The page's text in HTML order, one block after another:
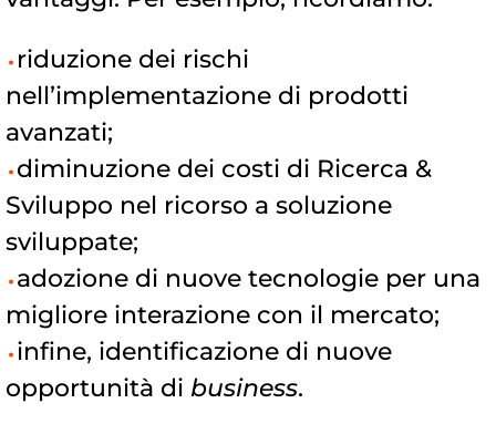
riduzione dei rischi
nell’implementazione di prodotti
avanzati;
diminuzione dei costi di Ricerca &
Sviluppo nel ricorso a soluzione
sviluppate;
adozione di nuove tecnologie per una
migliore interazione con il mercato;
infine, identificazione di nuove
opportunità di business.